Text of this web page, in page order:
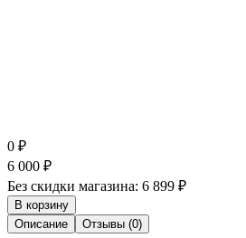
0 ₽
6 000 ₽
Без скидки магазина: 6 899 ₽
В корзину
Описание
Отзывы (0)